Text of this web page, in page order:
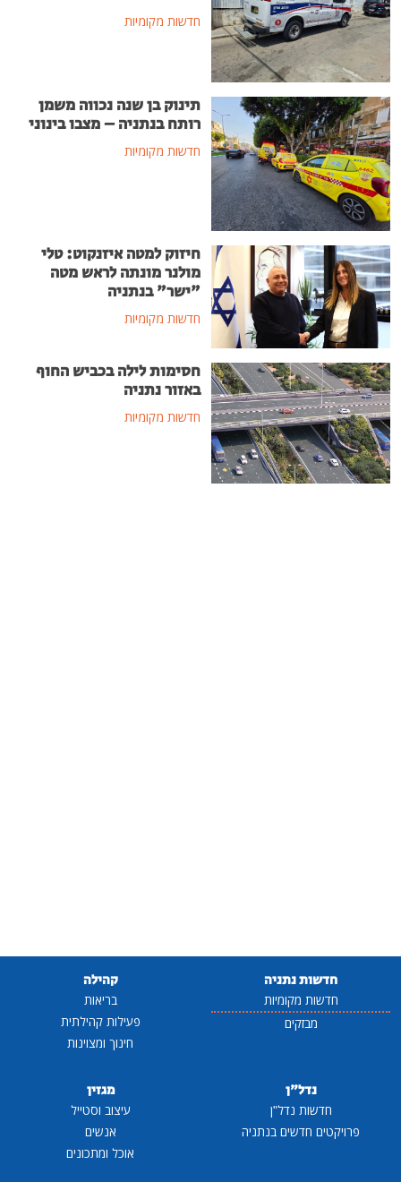
חדשות מקומיות
תינוק בן שנה נכווה משמן
רותח בנתניה – מצבו בינוני
חדשות מקומיות
חיזוק למטה איזנקוט: טלי
מולנר מונתה לראש מטה
"ישר" בנתניה
חדשות מקומיות
חסימות לילה בכביש החוף
באזור נתניה
חדשות מקומיות
חדשות נתניה
חדשות מקומיות
מבזקים
קהילה
בריאות
פעילות קהילתית
חינוך ומצוינות
נדל"ן
חדשות נדל"ן
פרויקטים חדשים בנתניה
מגזין
עיצוב וסטייל
אנשים
אוכל ומתכונים